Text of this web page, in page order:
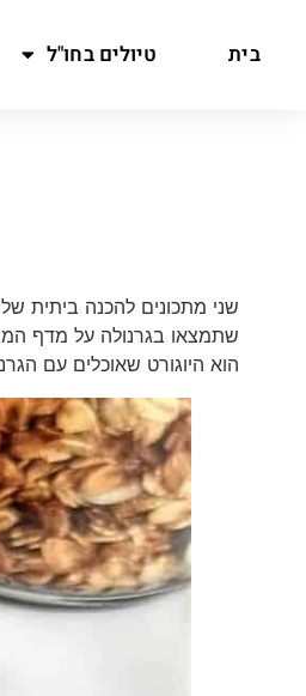
בית טיולים בחו"ל
שני מתכונים להכנה ביתית
שתמצאו בגרנולה על מדף
הוא היוגורט שאוכלים עם